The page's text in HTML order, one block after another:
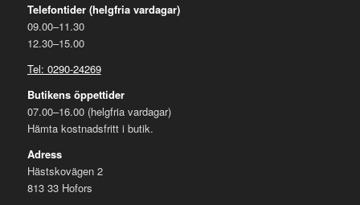
Telefontider (helgfria vardagar)
09.00–11.30
12.30–15.00
Tel: 0290-24269
Butikens öppettider
07.00–16.00 (helgfria vardagar)
Hämta kostnadsfritt i butik.
Adress
Hästskovägen 2
813 33 Hofors